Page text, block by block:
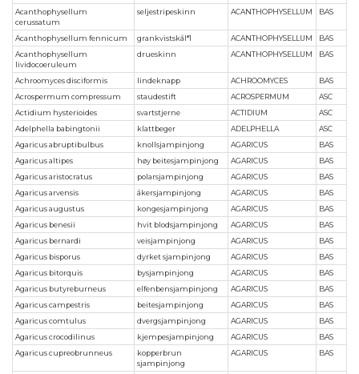
Acanthophysellum
cerussatum
seljestripeskinn ACANTHOPHYSELLUM BAS
Acanthophysellum fennicum grankvistskål*1 ACANTHOPHYSELLUM
BAS
Acanthophysellum
lividocoeruleum
drueskinn ACANTHOPHYSELLUM BAS
Achroomyces disciformis lindeknapp ACHROOMYCES
BAS
Acrospermum compressum
staudestift ACROSPERMUM
ASC
Actidium hysterioides
svartstjerne ACTIDIUM
ASC
Adelphella babingtonii
klattbeger ADELPHELLA
ASC
Agaricus abruptibulbus
knollsjampinjong AGARICUS
BAS
Agaricus altipes
høy beitesjampinjong AGARICUS
BAS
Agaricus aristocratus
polarsjampinjong AGARICUS
BAS
Agaricus arvensis
åkersjampinjong AGARICUS
BAS
Agaricus augustus
kongesjampinjong AGARICUS
BAS
Agaricus benesii
hvit blodsjampinjong AGARICUS
BAS
Agaricus bernardi
veisjampinjong AGARICUS
BAS
Agaricus bisporus
dyrket sjampinjong AGARICUS
BAS
Agaricus bitorquis
bysjampinjong AGARICUS
BAS
Agaricus butyreburneus
elfenbensjampinjong AGARICUS
BAS
Agaricus campestris
beitesjampinjong AGARICUS
BAS
Agaricus comtulus
dvergsjampinjong AGARICUS
BAS
Agaricus crocodilinus
kjempesjampinjong AGARICUS
BAS
Agaricus cupreobrunneus
kopperbrun
sjampinjong
AGARICUS BAS